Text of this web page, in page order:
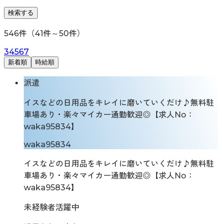
検索する
546件（41件～50件）
34567
新着順 時給順
派遣
イスなどの日用品をキレイに磨いていくだけ♪無料駐
車場あり・楽々マイカー通勤歓迎◎【求人No：
waka95834】
waka95834
イスなどの日用品をキレイに磨いていくだけ♪無料駐
車場あり・楽々マイカー通勤歓迎◎【求人No：
waka95834】
未経験者活躍中